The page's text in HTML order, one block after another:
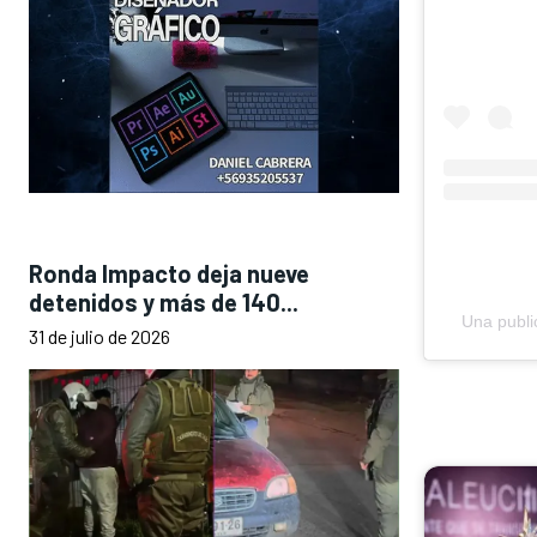
Ronda Impacto deja nueve
detenidos y más de 140...
31 de julio de 2026
Una